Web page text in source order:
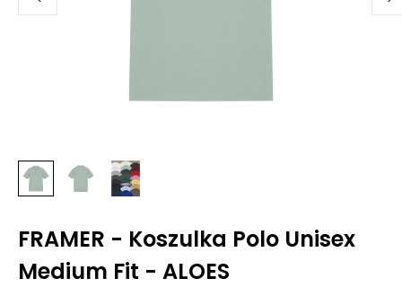
FRAMER - Koszulka Polo Unisex
Medium Fit - ALOES